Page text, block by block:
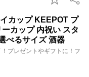
カップ KEEPOT プ
カップ 内祝い スタ
べるサイズ 酒器
プレゼントやギフトに！フ